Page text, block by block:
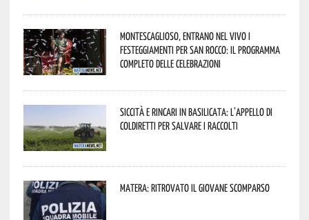
Montescaglioso, entrano nel vivo i
festeggiamenti per San Rocco: il programma
completo delle celebrazioni
Siccità e rincari in Basilicata: l’appello di
Coldiretti per salvare i raccolti
Matera: ritrovato il giovane scomparso